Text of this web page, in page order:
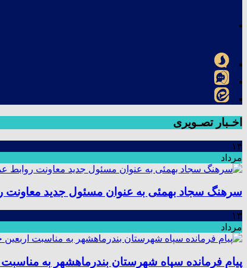
اخـبار تصـویری
۱۴
مرداد
سرهنگ سجاد بهمئی به عنوان مسئول جدید
۱۳
مرداد
پیام فرمانده سپاه شهرستان بندرماهشهر به